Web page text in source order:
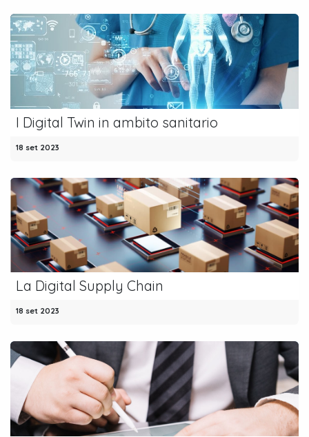
I Digital Twin in ambito sanitario
18 set 2023
La Digital Supply Chain
18 set 2023